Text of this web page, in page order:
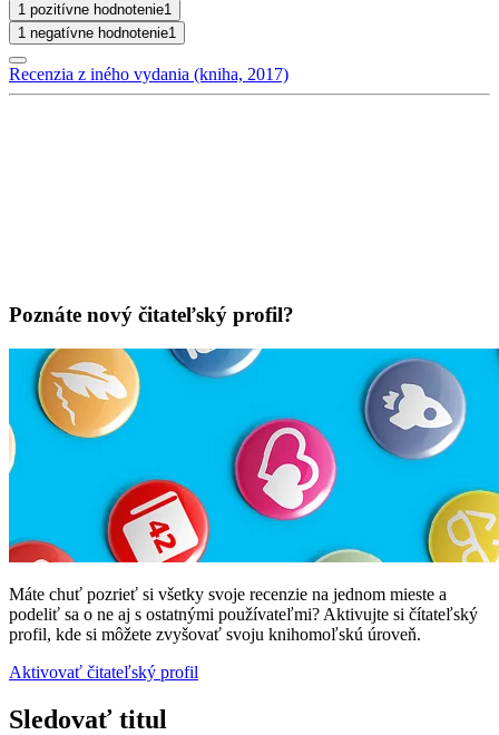
1 pozitívne hodnotenie1
1 negatívne hodnotenie1
Recenzia z iného vydania (kniha, 2017)
Poznáte nový čitateľský profil?
Máte chuť pozrieť si všetky svoje recenzie na jednom mieste a
podeliť sa o ne aj s ostatnými používateľmi? Aktivujte si čítateľský
profil, kde si môžete zvyšovať svoju knihomoľskú úroveň.
Aktivovať čitateľský profil
Sledovať titul